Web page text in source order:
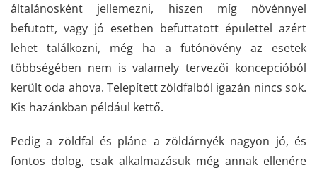
általánosként jellemezni, hiszen míg növénnyel
befutott, vagy jó esetben befuttatott épülettel azért
lehet találkozni, még ha a futónövény az esetek
többségében nem is valamely tervezői koncepcióból
került oda ahova. Telepített zöldfalból igazán nincs sok.
Kis hazánkban például kettő.
Pedig a zöldfal és pláne a zöldárnyék nagyon jó, és
fontos dolog, csak alkalmazásuk még annak ellenére